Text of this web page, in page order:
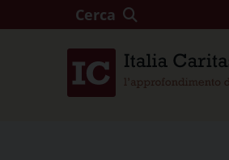
Cerca